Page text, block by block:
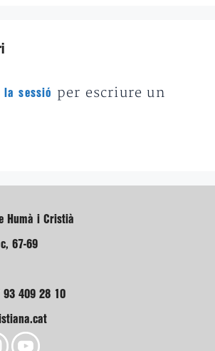
sessió
per escriure un
Humà i Cristià
67-69
409 28 10